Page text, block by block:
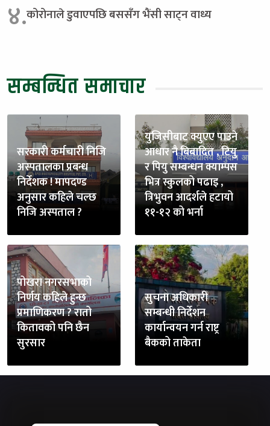
४.कोरोनाले डुवाएपछि बससँग भैंसी साट्न वाध्य
सम्बन्धित समाचार
सरकारी कर्मचारी निजि
अस्पतालका प्रबन्ध
निर्देशक ! मापदण्ड
अनुसार कहिले चल्छ
निजि अस्पताल ?
युजिसीबाट क्युएए पाउने
आधार नै बिबादित , टियु
र पियु सम्बन्धन क्याम्पस
भित्र स्कुलको पढाइ ,
त्रिभुवन आदर्शले हटायो
११-१२ को भर्ना
पोखरा नगरसभाको
निर्णय कहिले हुन्छ
प्रमाणिकरण ? रातो
कितावको पनि छैन
सुरसार
सुचना अधिकारी
सम्बन्धी निर्देशन
कार्यान्वयन गर्न राष्ट्र
बैकको ताकेता